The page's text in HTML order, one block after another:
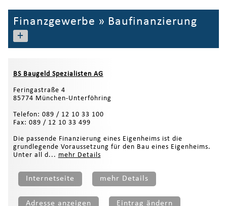
Finanzgewerbe » Baufinanzierung
+
BS Baugeld Spezialisten AG
Feringastraße 4
85774 München-Unterföhring
Telefon: 089 / 12 10 33 100
Fax: 089 / 12 10 33 499
Die passende Finanzierung eines Eigenheims ist die
grundlegende Voraussetzung für den Bau eines Eigenheims.
Unter all d... mehr Details
Internetseite mehr Details
Adresse anzeigen Eintrag ändern